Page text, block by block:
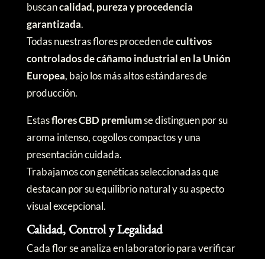
buscancalidad, pureza y procedencia
garantizada.
Todas nuestras flores proceden decultivos
controlados de cáñamo industrial en la Unión
Europea, bajo los más altos estándares de
producción.
Estasflores CBD premiumse distinguen por su
aroma intenso, cogollos compactos y una
presentación cuidada.
Trabajamos con genéticas seleccionadas que
destacan por su equilibrio natural y su aspecto
visual excepcional.
Calidad, Control y Legalidad
Cada flor se analiza en laboratorio para verificar